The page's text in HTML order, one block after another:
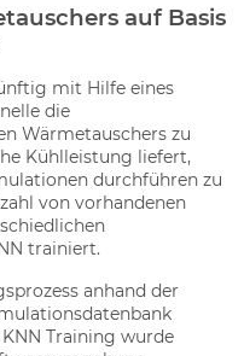
auf Basis
mit Hilfe eines
die
Wärmetauschers zu
Kühlleistung liefert,
durchführen zu
von vorhandenen
trainiert.
anhand der
Training wurde